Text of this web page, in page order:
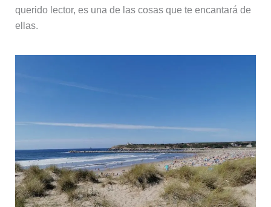
querido lector, es una de las cosas que te encantará de
ellas.